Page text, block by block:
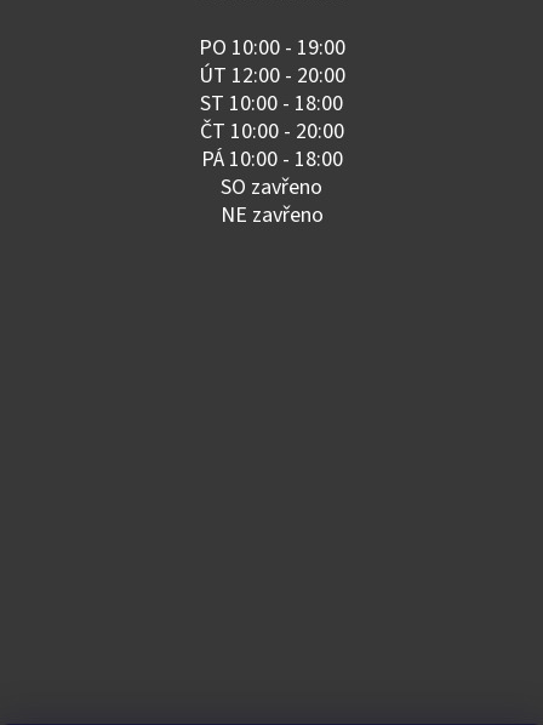
PO 10:00 - 19:00
ÚT 12:00 - 20:00
ST 10:00 - 18:00
ČT 10:00 - 20:00
PÁ 10:00 - 18:00
SO zavřeno
NE zavřeno